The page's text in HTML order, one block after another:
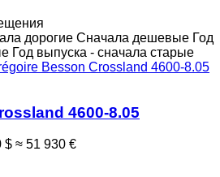
дорогие Сначала дешевые Год
Год выпуска - сначала старые
4600-8.05
$ ≈ 51 930 €